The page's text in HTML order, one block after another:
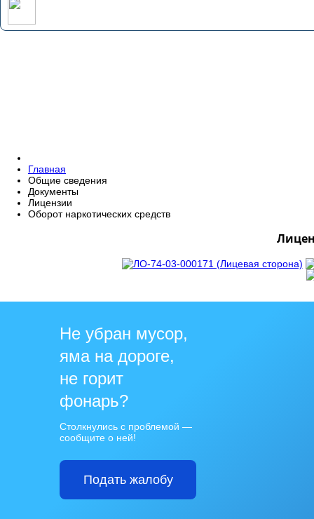
Главная
Общие сведения
Документы
Лицензии
Оборот наркотических средств
Не убран мусор,
яма на дороге,
не горит
фонарь?
Столкнулись с проблемой —
сообщите о ней!
Подать жалобу